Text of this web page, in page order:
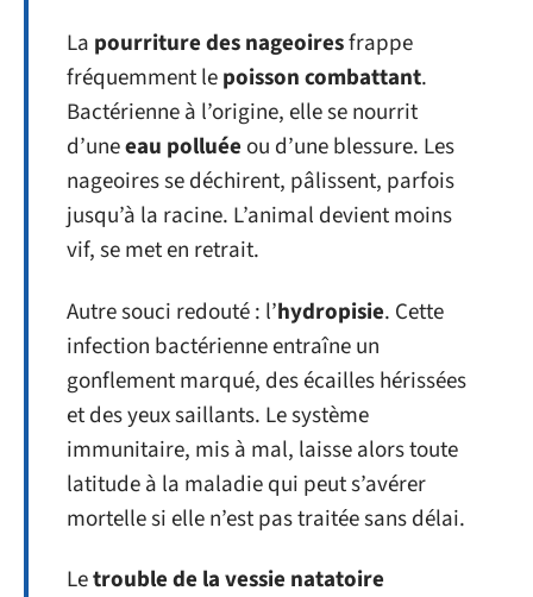
La pourriture des nageoiresfrappe
fréquemment lepoisson combattant.
Bactérienne à l’origine, elle se nourrit
d’uneeau polluée ou d’une blessure. Les
nageoires se déchirent, pâlissent, parfois
jusqu’à la racine. L’animal devient moins
vif, se met en retrait.
Autre souci redouté : l’hydropisie. Cette
infection bactérienne entraîne un
gonflement marqué, des écailles hérissées
et des yeux saillants. Le système
immunitaire, mis à mal, laisse alors toute
latitude à la maladie qui peut s’avérer
mortelle si elle n’est pas traitée sans délai.
Letrouble de la vessie natatoire